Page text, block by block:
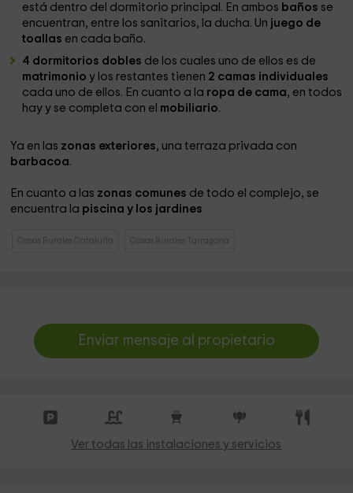
está dentro del dormitorio principal. En ambos baños se
encuentran, entre los sanitarios, la ducha. Un juego de
toallas en cada baño.
4 dormitorios dobles de los cuales uno de ellos es de
matrimonioy los restantes tienen 2 camas individuales
cada uno de ellos. En cuanto a la ropa de cama, en todos
hay y se completa con el mobiliario.
Ya en las zonas exteriores, una terraza privada con
barbacoa.
En cuanto a las zonas comunes de todo el complejo, se
encuentra la piscina y los jardines
Casas Rurales Cataluña Casas Rurales Tarragona
Enviar mensaje al propietario
Ver todas las instalaciones y servicios